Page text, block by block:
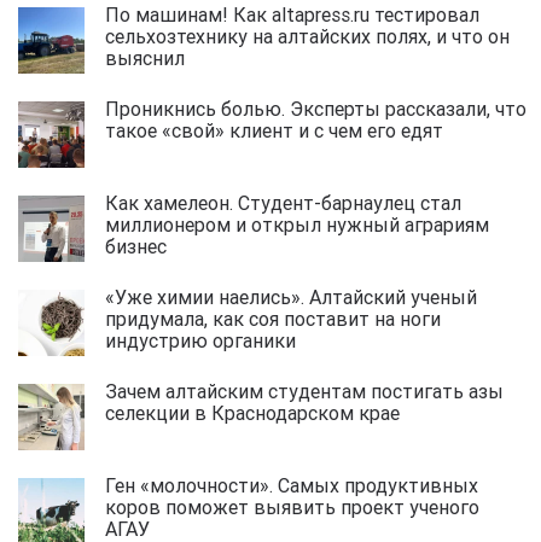
По машинам! Как altapress.ru тестировал
сельхозтехнику на алтайских полях, и что он
выяснил
Проникнись болью. Эксперты рассказали, что
такое «свой» клиент и с чем его едят
Как хамелеон. Студент-барнаулец стал
миллионером и открыл нужный аграриям
бизнес
«Уже химии наелись». Алтайский ученый
придумала, как соя поставит на ноги
индустрию органики
Зачем алтайским студентам постигать азы
селекции в Краснодарском крае
Ген «молочности». Самых продуктивных
коров поможет выявить проект ученого
АГАУ